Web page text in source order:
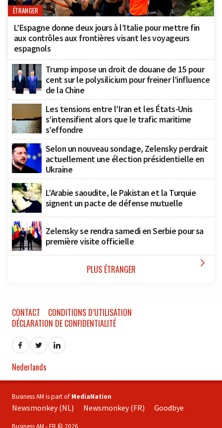
ÉTRANGER
L’Espagne donne deux jours à l’Italie pour mettre fin
aux contrôles aux frontières visant les voyageurs
espagnols
Trump impose un droit de douane de 15 pour
cent sur le polysilicium pour freiner l’influence
de la Chine
Les tensions entre l’Iran et les États-Unis
s’intensifient alors que le trafic maritime
s’effondre
Selon un nouveau sondage, Zelensky perdrait
actuellement une élection présidentielle en
Ukraine
L’Arabie saoudite, le Pakistan et la Turquie
signent un pacte de défense mutuelle
Zelensky se rendra samedi en Serbie pour sa
première visite officielle
PLUS ÉTRANGER 
CONTACT
CONDITIONS D’UTILISATION
DÉCLARATION DE CONFIDENTIALITÉ
Nederlands
Business AM is part of MediaNation
Newsmonkey (NL) Newsmonkey (FR) Goodbye